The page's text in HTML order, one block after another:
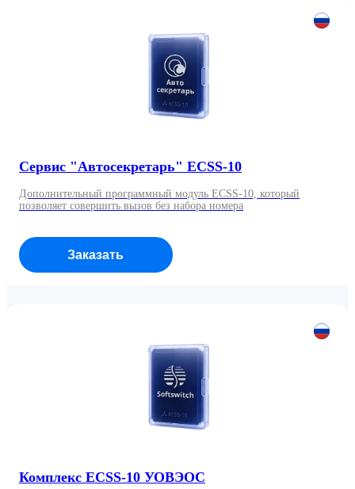
Сервис "Автосекретарь" ECSS-10
Дополнительный программный модуль ECSS-10, который
позволяет совершить вызов без набора номера
Заказать
Комплекс ECSS-10 УОВЭОС